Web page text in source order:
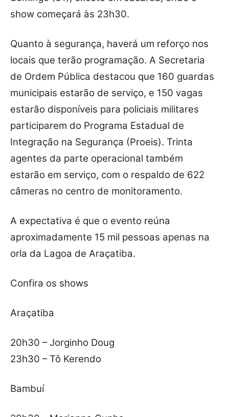
show começará às 23h30.
Quanto à segurança, haverá um reforço nos
locais que terão programação. A Secretaria
de Ordem Pública destacou que 160 guardas
municipais estarão de serviço, e 150 vagas
estarão disponíveis para policiais militares
participarem do Programa Estadual de
Integração na Segurança (Proeis). Trinta
agentes da parte operacional também
estarão em serviço, com o respaldo de 622
câmeras no centro de monitoramento.
A expectativa é que o evento reúna
aproximadamente 15 mil pessoas apenas na
orla da Lagoa de Araçatiba.
Confira os shows
Araçatiba
20h30 – Jorginho Doug
23h30 – Tô Kerendo
Bambuí